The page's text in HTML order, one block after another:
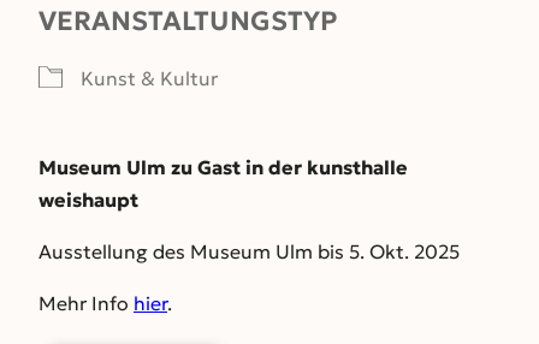
VERANSTALTUNGSTYP
Kunst & Kultur
Museum Ulm zu Gast in der kunsthalle
weishaupt
Ausstellung des Museum Ulm bis 5. Okt. 2025
Mehr Info hier.